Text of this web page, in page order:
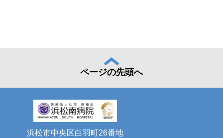
ページの先頭へ
浜松市中央区白羽町26番地